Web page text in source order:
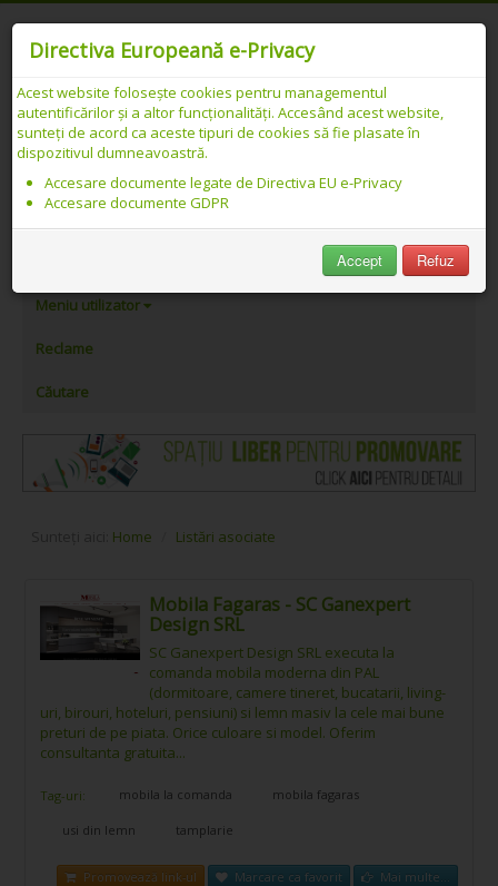
Catalog web SEO PREMIUM Românesc -
Link-uri asociate cu „mobila fagaras”
Meniu utilizator
Reclame
Căutare
Home Listări asociate
Mobila Fagaras - SC Ganexpert
Design SRL
SC Ganexpert Design SRL executa la
comanda mobila moderna din PAL
(dormitoare, camere tineret, bucatarii, living-
uri, birouri, hoteluri, pensiuni) si lemn masiv la cele mai bune
preturi de pe piata. Orice culoare si model. Oferim
consultanta gratuita...
Tag-uri: mobila la comanda mobila fagaras
usi din lemn tamplarie
Promovează link-ul Marcare ca favorit Mai multe...
Directiva Europeană e-Privacy
Acest website folosește cookies pentru managementul
autentificărilor și a altor funcționalități. Accesând acest website,
sunteți de acord ca aceste tipuri de cookies să fie plasate în
dispozitivul dumneavoastră.
Accesare documente legate de Directiva EU e-Privacy
Accesare documente GDPR
Accept Refuz